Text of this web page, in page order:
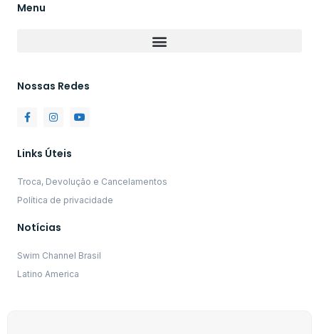
Menu
Nossas Redes
Links Úteis
Troca, Devolução e Cancelamentos
Política de privacidade
Notícias
Swim Channel Brasil
Latino America